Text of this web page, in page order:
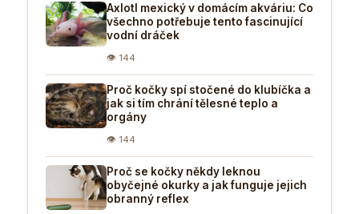
Axlotl mexický v domácím akváriu: Co
všechno potřebuje tento fascinující
vodní dráček
👁 144
Proč kočky spí stočené do klubíčka a
jak si tím chrání tělesné teplo a
orgány
👁 144
Proč se kočky někdy leknou
obyčejné okurky a jak funguje jejich
obranný reflex